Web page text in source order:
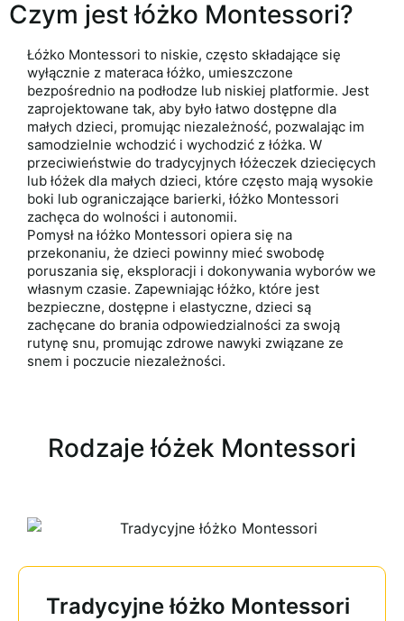
Czym jest łóżko Montessori?
Łóżko Montessori to niskie, często składające się
wyłącznie z materaca łóżko, umieszczone
bezpośrednio na podłodze lub niskiej platformie. Jest
zaprojektowane tak, aby było łatwo dostępne dla
małych dzieci, promując niezależność, pozwalając im
samodzielnie wchodzić i wychodzić z łóżka. W
przeciwieństwie do tradycyjnych łóżeczek dziecięcych
lub łóżek dla małych dzieci, które często mają wysokie
boki lub ograniczające barierki, łóżko Montessori
zachęca do wolności i autonomii.
Pomysł na łóżko Montessori opiera się na
przekonaniu, że dzieci powinny mieć swobodę
poruszania się, eksploracji i dokonywania wyborów we
własnym czasie. Zapewniając łóżko, które jest
bezpieczne, dostępne i elastyczne, dzieci są
zachęcane do brania odpowiedzialności za swoją
rutynę snu, promując zdrowe nawyki związane ze
snem i poczucie niezależności.
Rodzaje łóżek Montessori
Tradycyjne łóżko Montessori